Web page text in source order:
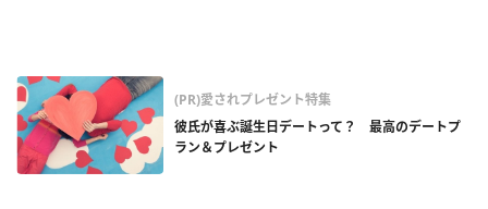
(PR)愛されプレゼント特集
彼氏が喜ぶ誕生日デートって？ 最高のデートプ
ラン＆プレゼント